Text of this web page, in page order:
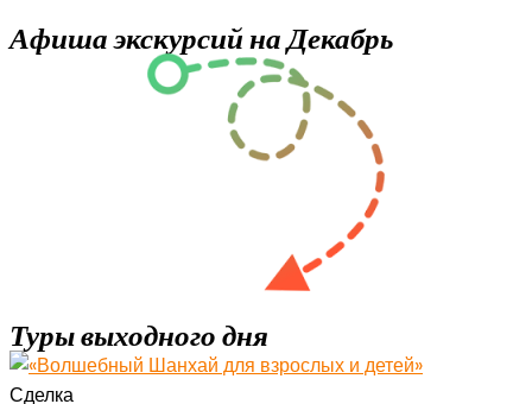
Афиша экскурсий на Декабрь
Туры выходного дня
Сделка